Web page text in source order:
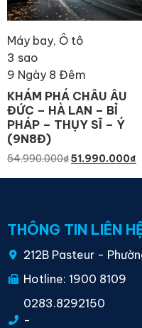
Máy bay, Ô tô
3 sao
9 Ngày 8 Đêm
KHÁM PHÁ CHÂU ÂU
ĐỨC – HÀ LAN – BỈ
PHÁP – THỤY SĨ – Ý
(9N8Đ)
54.990.000₫51.990.000₫
THÔNG TIN LIÊN
212B Pasteur -
Hotline: 1900 8109
0283.8292150
-